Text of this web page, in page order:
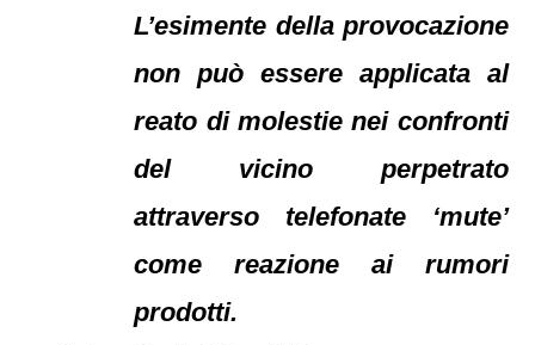
L’esimente della provocazione
non può essere applicata al
reato di molestie nei confronti
del vicino perpetrato
attraverso telefonate ‘mute’
come reazione ai rumori
prodotti.